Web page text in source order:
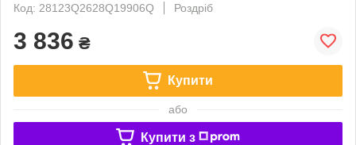
Код: 28123Q2628Q19906Q
Роздріб
3 836 ₴
Купити
або
Купити з